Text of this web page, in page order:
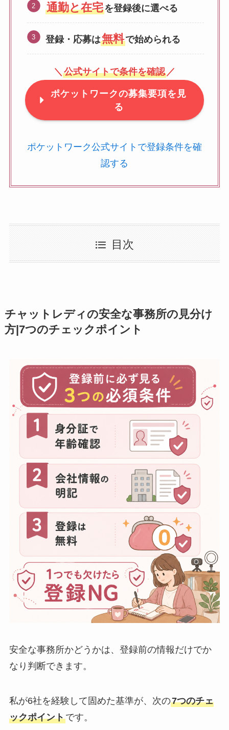
通勤と在宅を登録後に選べる
登録・応募は無料で始められる
＼ 公式サイトで条件を確認 ／
ポケットワークの募集要項を見
る
ポケットワーク公式サイトで登録条件を確
認する
目次
チャットレディの安全な事務所の見分け
方|7つのチェックポイント
安全な事務所かどうかは、登録前の情報だけでか
なり判断できます。
私が6社を経験して固めた基準が、次の7つのチェ
ックポイントです。